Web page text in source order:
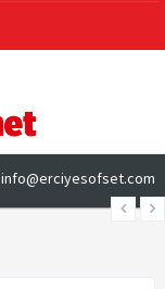
info@erciyesofset.com